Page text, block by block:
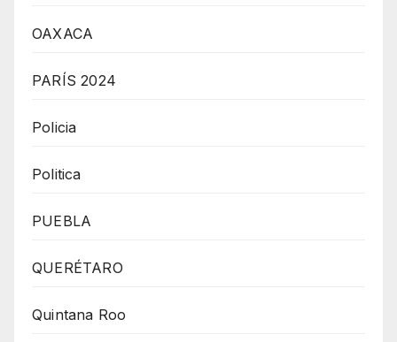
OAXACA
PARÍS 2024
Policia
Politica
PUEBLA
QUERÉTARO
Quintana Roo